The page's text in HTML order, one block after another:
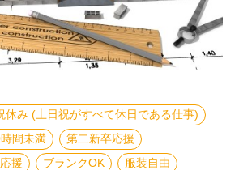
休み (土日祝がすべて休日である仕事)
間未満
第二新卒応援
援
ブランクOK
服装自由